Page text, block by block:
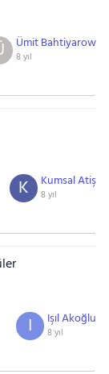
Ümit Bahtiyarow
8 yıl
Kumsal Atiş
8 yıl
K
Işıl Akoğlu
8 yıl
I